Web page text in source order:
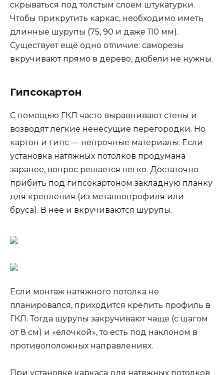
скрываться под толстым слоем штукатурки.
Чтобы прикрутить каркас, необходимо иметь
длинные шурупы (75, 90 и даже 110 мм).
Существует ещё одно отличие: саморезы
вкручивают прямо в дерево, дюбели не нужны.
Гипсокартон
С помощью ГКЛ часто выравнивают стены и
возводят лёгкие ненесущие перегородки. Но
картон и гипс — непрочные материалы. Если
установка натяжных потолков продумана
заранее, вопрос решается легко. Достаточно
прибить под гипсокартоном закладную планку
для крепления (из металлопрофиля или
бруса). В неё и вкручиваются шурупы.
Если монтаж натяжного потолка не
планировался, приходится крепить профиль в
ГКЛ. Тогда шурупы закручивают чаще (с шагом
от 8 см) и «ёлочкой», то есть под наклоном в
противоположных направлениях.
При установке каркаса для натяжных потолков